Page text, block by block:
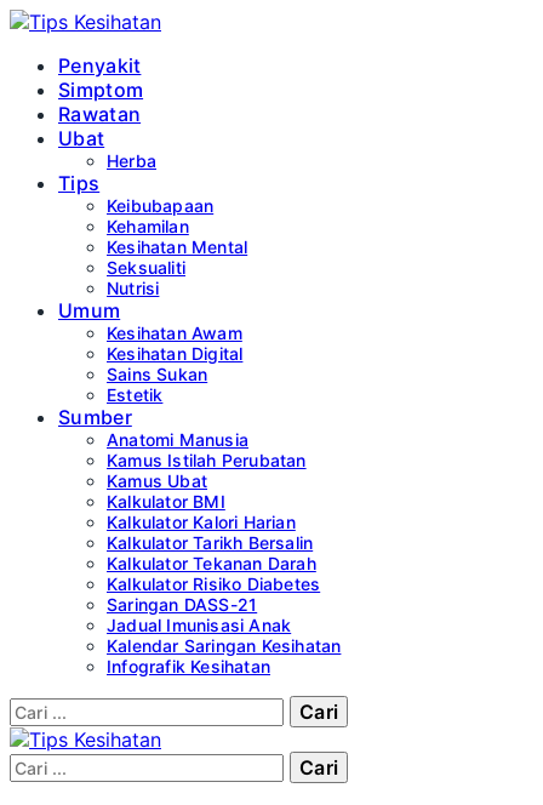
Penyakit
Simptom
Rawatan
Ubat
Herba
Tips
Keibubapaan
Kehamilan
Kesihatan Mental
Seksualiti
Nutrisi
Umum
Kesihatan Awam
Kesihatan Digital
Sains Sukan
Estetik
Sumber
Anatomi Manusia
Kamus Istilah Perubatan
Kamus Ubat
Kalkulator BMI
Kalkulator Kalori Harian
Kalkulator Tarikh Bersalin
Kalkulator Tekanan Darah
Kalkulator Risiko Diabetes
Saringan DASS-21
Jadual Imunisasi Anak
Kalendar Saringan Kesihatan
Infografik Kesihatan
Cari:
Cari: